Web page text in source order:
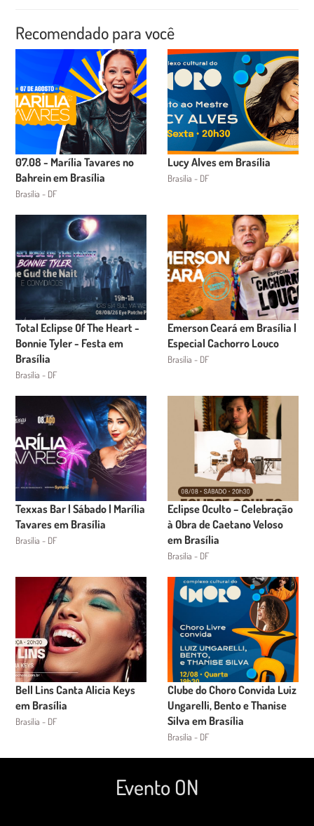
Recomendado para você
07.08 - Marília Tavares no
Bahrein em Brasília
Brasília - DF
Lucy Alves em Brasília
Brasília - DF
Total Eclipse Of The Heart -
Bonnie Tyler - Festa em
Brasília
Brasília - DF
Emerson Ceará em Brasília |
Especial Cachorro Louco
Brasília - DF
Texxas Bar | Sábado | Marília
Tavares em Brasília
Brasília - DF
Eclipse Oculto – Celebração
à Obra de Caetano Veloso
em Brasília
Brasília - DF
Bell Lins Canta Alicia Keys
em Brasília
Brasília - DF
Clube do Choro Convida Luiz
Ungarelli, Bento e Thanise
Silva em Brasília
Brasília - DF
Evento ON